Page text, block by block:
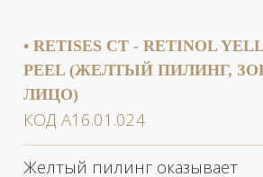
+7
Проконсультироваться